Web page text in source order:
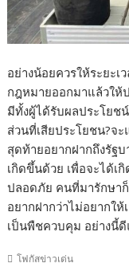
อย่างน้อยควรให้ระยะ
กฎหมายออกมาแล้วให้
มีทั้งผู้ได้รับผลประโยช
ส่วนที่เสียประโยชน?จะ
สุดท้ายอยากฝากถึงรัฐบ
เกิดขึ้นด้วย เพื่อจะได้เ
ปลอดภัย คนที่มารักษา
อยากฝากว่าไม่อยากใ
เป็นพืชควบคุม อย่างนี้
โฟกัสข่าวเด่น